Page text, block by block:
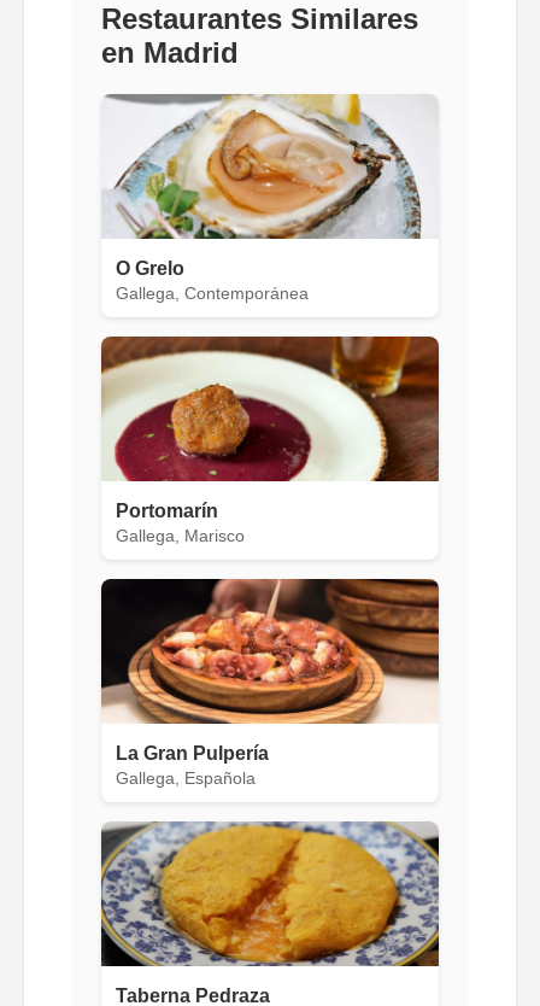
Restaurantes Similares
en Madrid
O Grelo
Gallega, Contemporánea
Portomarín
Gallega, Marisco
La Gran Pulpería
Gallega, Española
Taberna Pedraza